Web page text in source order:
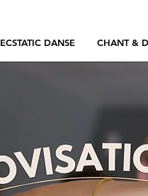
ECSTATIC DANSE CHANT &